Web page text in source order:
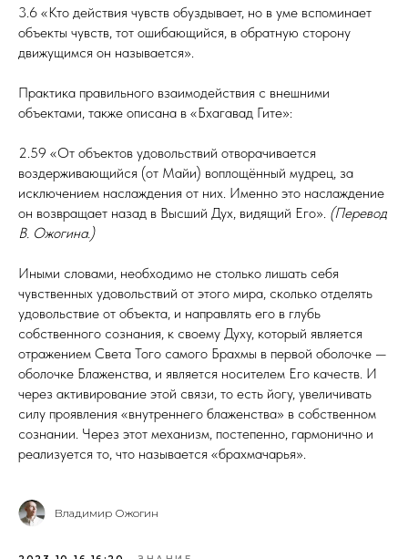
3.6 «Кто действия чувств обуздывает, но в уме вспоминает
объекты чувств, тот ошибающийся, в обратную сторону
движущимся он называется».
Практика правильного взаимодействия с внешними
объектами, также описана в «Бхагавад Гите»:
2.59 «От объектов удовольствий отворачивается
воздерживающийся (от Майи) воплощённый мудрец, за
исключением наслаждения от них. Именно это наслаждение
он возвращает назад в Высший Дух, видящий Его». (Перевод
В. Ожогина.)
Иными словами, необходимо не столько лишать себя
чувственных удовольствий от этого мира, сколько отделять
удовольствие от объекта, и направлять его в глубь
собственного сознания, к своему Духу, который является
отражением Света Того самого Брахмы в первой оболочке —
оболочке Блаженства, и является носителем Его качеств. И
через активирование этой связи, то есть йогу, увеличивать
силу проявления «внутреннего блаженства» в собственном
сознании. Через этот механизм, постепенно, гармонично и
реализуется то, что называется «брахмачарья».
Владимир Ожогин